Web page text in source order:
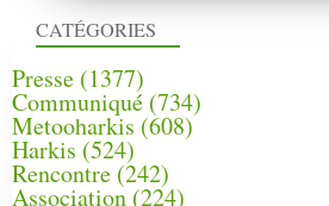
CATÉGORIES
Presse (1377)
Communiqué (734)
Metooharkis (608)
Harkis (524)
Rencontre (242)
Association (224)